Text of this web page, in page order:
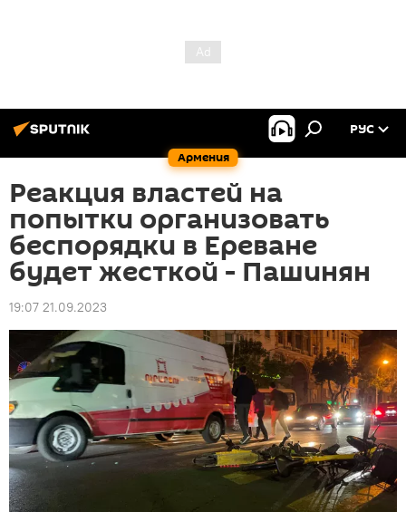
Армения
РУС
Реакция властей на
попытки организовать
беспорядки в Ереване
будет жесткой - Пашинян
19:07 21.09.2023